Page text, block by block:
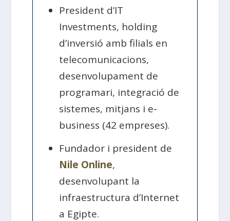
President d’IT
Investments, holding
d’inversió amb filials en
telecomunicacions,
desenvolupament de
programari, integració de
sistemes, mitjans i e-
business (42 empreses).
Fundador i president de
Nile Online,
desenvolupant la
infraestructura d’Internet
a Egipte.